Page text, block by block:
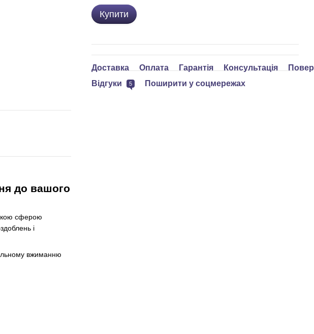
до вашого
сферою
і
вжиманню
Купити
Доставка Оплата Гарантія Консультація
Відгуки
5 Поширити у соцмережах